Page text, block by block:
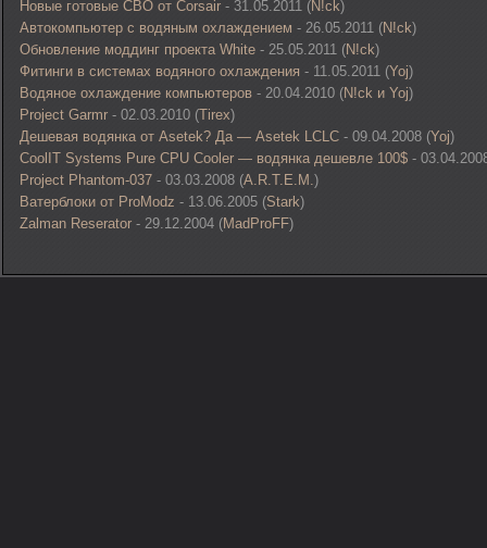
Новые готовые СВО от Corsair - 31.05.2011 (N!ck)
Автокомпьютер с водяным охлаждением - 26.05.2011 (N!ck)
Обновление моддинг проекта White - 25.05.2011 (N!ck)
Фитинги в системах водяного охлаждения - 11.05.2011 (Yoj)
Водяное охлаждение компьютеров - 20.04.2010 (N!ck и Yoj)
Project Garmr - 02.03.2010 (Tirex)
Дешевая водянка от Asetek? Да — Asetek LCLC - 09.04.2008 (Yoj)
CoolIT Systems Pure CPU Cooler — водянка дешевле 100$ -
Project Phantom-037 - 03.03.2008 (A.R.T.E.M.)
Ватерблоки от ProModz - 13.06.2005 (Stark)
Zalman Reserator - 29.12.2004 (MadProFF)